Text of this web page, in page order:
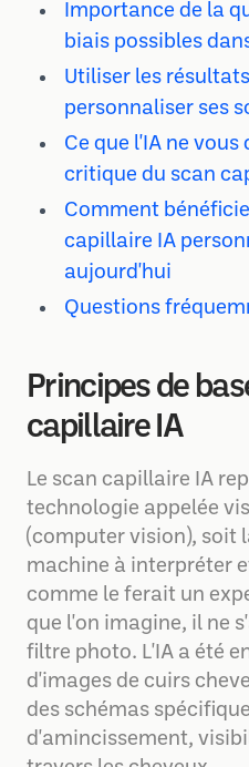
Importance de la
biais possibles
Utiliser les
personnaliser ses
Ce que l'IA ne
critique du scan
Comment
capillaire IA
aujourd'hui
Questions
Principes de
capillaire IA
Le scan capillaire IA
technologie appelée
(computer vision), soit
machine à interpréter
comme le ferait un
que l'on imagine, il ne
filtre photo. L'IA a été
d'images de cuirs
des schémas
d'amincissement,